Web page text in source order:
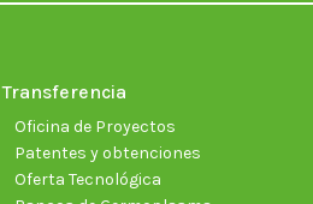
Transferencia
Oficina de Proyectos
Patentes y obtenciones
Oferta Tecnológica